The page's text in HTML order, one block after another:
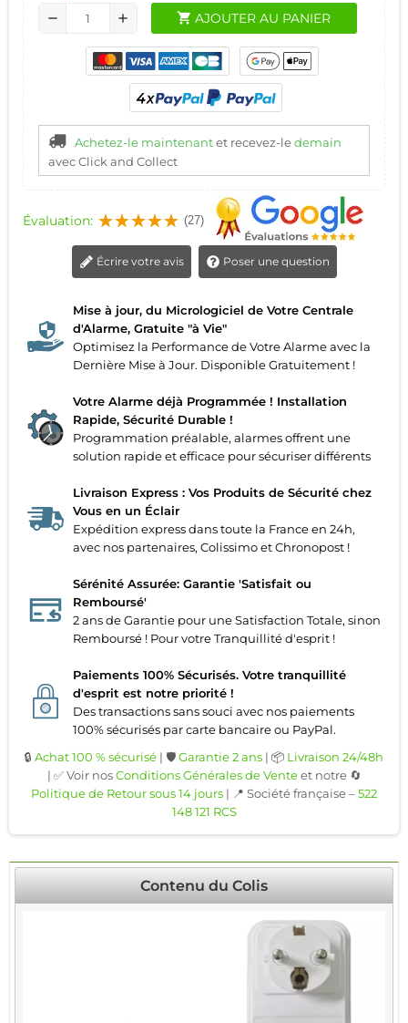
remove add shopping_cart AJOUTER AU PANIER
Achetez-le maintenantet recevez-ledemain
avec Click and Collect
Évaluation: (27)
Écrire votre avis Poser une question
Mise à jour, du Micrologiciel de Votre Centrale
d'Alarme, Gratuite "à Vie"
Optimisez la Performance de Votre Alarme avec la
Dernière Mise à Jour. Disponible Gratuitement !
Votre Alarme déjà Programmée ! Installation
Rapide, Sécurité Durable !
Programmation préalable, alarmes offrent une
solution rapide et efficace pour sécuriser différents
Livraison Express : Vos Produits de Sécurité chez
Vous en un Éclair
Expédition express dans toute la France en 24h,
avec nos partenaires, Colissimo et Chronopost !
Sérénité Assurée: Garantie 'Satisfait ou
Remboursé'
2 ans de Garantie pour une Satisfaction Totale, sinon
Remboursé ! Pour votre Tranquillité d'esprit !
Paiements 100% Sécurisés. Votre tranquillité
d'esprit est notre priorité !
Des transactions sans souci avec nos paiements
100% sécurisés par carte bancaire ou PayPal.
🔒 Achat 100 % sécurisé | 🛡️Garantie 2 ans | 📦 Livraison 24/48h
| ✅ Voir nosConditions Générales de Venteet notre 🔄
Politique de Retour sous 14 jours | 📍 Société française –522
148 121 RCS
Contenu du Colis